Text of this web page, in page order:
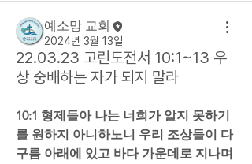
예소망 교회
2024년 3월 13일
22.03.23 고린도전서 10:1~13 우
상 숭배하는 자가 되지 말라
10:1 형제들아 나는 너희가 알지 못하기
를 원하지 아니하노니 우리 조상들이 다